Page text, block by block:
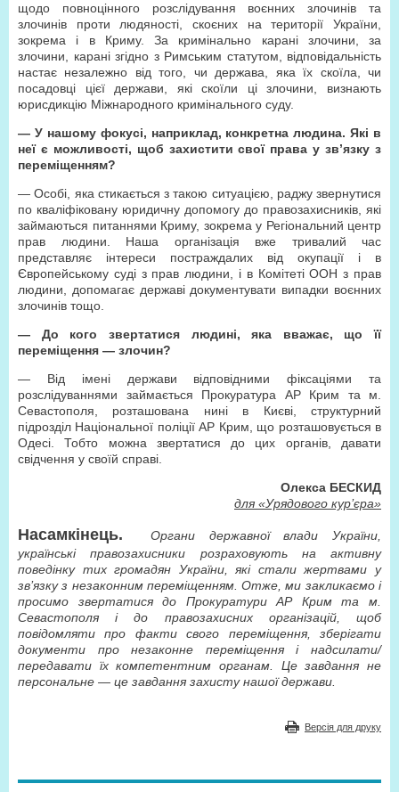
щодо повноцінного розслідування воєнних злочинів та
злочинів проти людяності, скоєних на території України,
зокрема і в Криму. За кримінально карані злочини, за
злочини, карані згідно з Римським статутом, відповідальність
настає незалежно від того, чи держава, яка їх скоїла, чи
посадовці цієї держави, які скоїли ці злочини, визнають
юрисдикцію Міжнародного кримінального суду.
— У нашому фокусі, наприклад, конкретна людина. Які в
неї є можливості, щоб захистити свої права у зв’язку з
переміщенням?
— Особі, яка стикається з такою ситуацією, раджу звернутися
по кваліфіковану юридичну допомогу до правозахисників, які
займаються питаннями Криму, зокрема у Регіональний центр
прав людини. Наша організація вже тривалий час
представляє інтереси постраждалих від окупації і в
Європейському суді з прав людини, і в Комітеті ООН з прав
людини, допомагає державі документувати випадки воєнних
злочинів тощо.
— До кого звертатися людині, яка вважає, що її
переміщення — злочин?
— Від імені держави відповідними фіксаціями та
розслідуваннями займається Прокуратура АР Крим та м.
Севастополя, розташована нині в Києві, структурний
підрозділ Національної поліції АР Крим, що розташовується в
Одесі. Тобто можна звертатися до цих органів, давати
свідчення у своїй справі.
Олекса БЕСКИД
для «Урядового кур’єра»
Насамкінець.
Органи державної влади України,
українські правозахисники розраховують на активну
поведінку тих громадян України, які стали жертвами у
зв’язку з незаконним переміщенням. Отже, ми закликаємо і
просимо звертатися до Прокуратури АР Крим та м.
Севастополя і до правозахисних організацій, щоб
повідомляти про факти свого переміщення, зберігати
документи про незаконне переміщення і надсилати/
передавати їх компетентним органам. Це завдання не
персональне — це завдання захисту нашої держави.
Версія для друку